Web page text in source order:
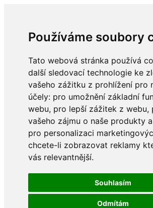
Používáme soubory
Tato webová stránka používá
další sledovací technologie ke
vašeho zážitku z prohlížení pro
účely: pro umožnění základní
webu, pro lepší zážitek z webu,
vašeho zájmu o naše produkty
pro personalizaci
chcete-li zobrazovat reklamy
vás relevantnější.
Souhlasím
Odmítám